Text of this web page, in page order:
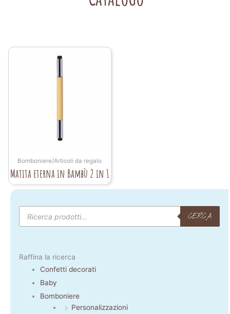
Bomboniere/Articoli da regalo
Matita eterna in Bambù 2 in 1
Products
search
CERCA
Raffina la ricerca
Confetti decorati
Baby
Bomboniere
Personalizzazioni